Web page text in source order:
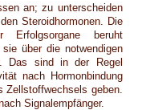
an; zu unterscheiden
Steroidhormonen. Die
beruht
über die notwendigen
Das sind in der Regel
nach Hormonbindung
Zellstoffwechsels geben.
Signalempfänger.